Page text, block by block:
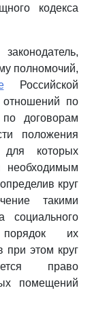
кодекса
полномочий,
Российской
отношений по
договорам
положения
для которых
необходимым
круг
такими
их
при этом круг
право
помещений